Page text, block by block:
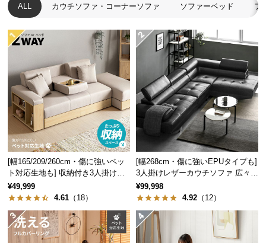
中
型
商
品
配
送
に
つ
い
て
小
型
商
品
の
配
ALL カウチソファ・コーナーソファ ソファーベッド フ
[幅165/209/260cm・傷に強いペッ
ト対応生地も] 収納付き3人掛け多
機能ソファ
¥49,999
4.61 （18）
[幅268cm・傷に強いEPUタイプも]
3人掛けレザーカウチソファ 広々設
計 高級感
¥99,998
4.92 （12）